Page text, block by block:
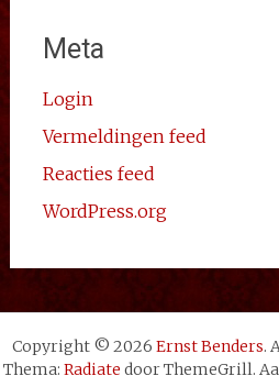
Meta
Login
Vermeldingen feed
Reacties feed
WordPress.org
Copyright © 2026 Ernst Benders.
Thema: Radiate door ThemeGrill.